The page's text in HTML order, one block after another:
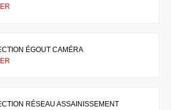
ÉGOUT CAMÉRA
RÉSEAU ASSAINISSEMENT